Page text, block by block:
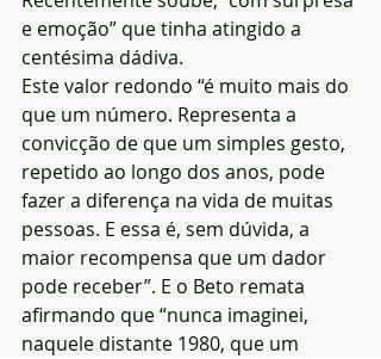
e emoção” que tinha atingido a
centésima dádiva.
Este valor redondo “é muito mais do
que um número. Representa a
convicção de que um simples gesto,
repetido ao longo dos anos, pode
fazer a diferença na vida de muitas
pessoas. E essa é, sem dúvida, a
maior recompensa que um dador
pode receber”. E o Beto remata
afirmando que “nunca imaginei,
naquele distante 1980, que um